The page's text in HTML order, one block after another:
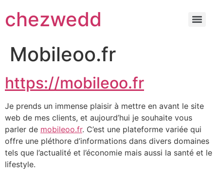
chezwedd
Mobileoo.fr
https://mobileoo.fr
Je prends un immense plaisir à mettre en avant le site
web de mes clients, et aujourd’hui je souhaite vous
parler de mobileoo.fr. C’est une plateforme variée qui
offre une pléthore d’informations dans divers domaines
tels que l’actualité et l’économie mais aussi la santé et le
lifestyle.